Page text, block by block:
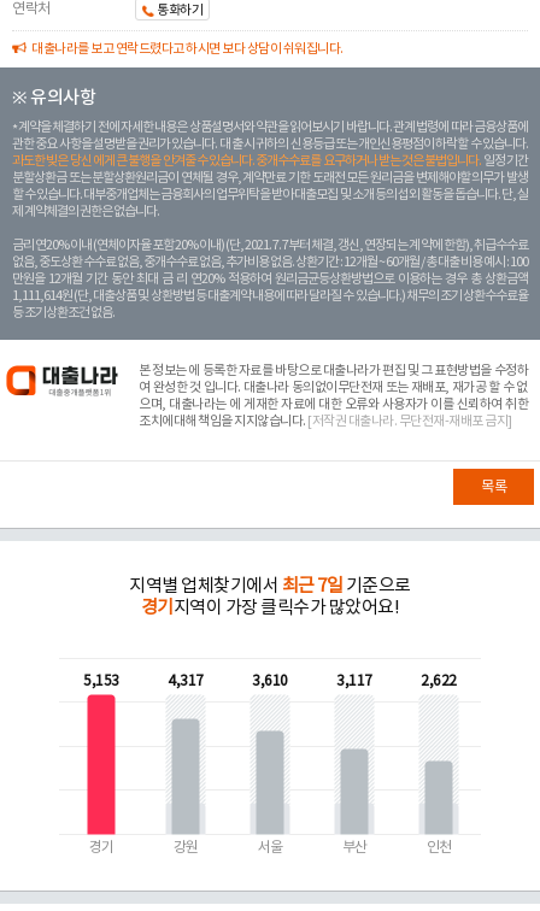
연락처
통화하기
대출나라를 보고 연락드렸다고 하시면 보다 상담이 쉬워집니다.
※ 유의사항
계약을 체결하기 전에 자세한 내용은 상품설명서와 약관을 읽어보시기 바랍니다. 관계 법령에 따라 금융상품에
관한 중요 사항을 설명받을 권리가 있습니다. 대 출 시 귀하의 신용등급 또는 개인신용평점이 하락할 수 있습니다.
과도한 빚은 당신 에게 큰 불행을 안겨줄 수 있습니다. 중개수수료를 요구하거나 받는 것은 불법입니다. 일정 기간
분할상환금 또는 분할상환원리금이 연체될 경우, 계약만료 기한 도래전 모든 원리금을 변제해야할 의무가 발생
할 수 있습니다. 대부중개업체는 금융회사의 업무위탁을 받아 대출모집 및 소개 등의 섭외 활동을 돕습니다. 단, 실
제 계약체결의 권한은 없습니다.
금리 연20% 이내 (연체이자율 포함 20% 이내) (단, 2021. 7. 7부터 체결, 갱신, 연장되는 계 약에 한함), 취급수수료
없음, 중도상환 수수료 없음, 중개수수료 없음, 추가비용 없음. 상환기간 : 12개월 ~ 60개월 / 총 대출 비용 예시 : 100
만원을 12개월 기간 동안 최대 금 리 연20% 적용하여 원리금균등상환방법으로 이용하는 경우 총 상환금액
1,111,614원 (단, 대출상품 및 상환방법 등 대출계약 내용에 따라 달라질 수 있습니다.) 채무의 조기 상환수수료율
등 조기상환조건 없음.
본 정보는에 등록한 자료를 바탕으로 대출나라가 편집 및 그 표현방법을 수정하
여 완성한 것 입니다. 대출나라 동의없이무단전재 또는 재배포, 재가공 할 수 없
으며, 대출나라는 에 게재한 자료에 대한 오류와 사용자가 이를 신뢰하여 취한
조치에대해 책임을 지지않습니다. [저작권 대출나라. 무단전재-재배포 금지]
목록
지역별 업체찾기에서 최근 7일 기준으로
경기 지역이 가장 클릭수가 많았어요!
5,153
경기
4,317
강원
3,610
서울
3,117
부산
2,622
인천